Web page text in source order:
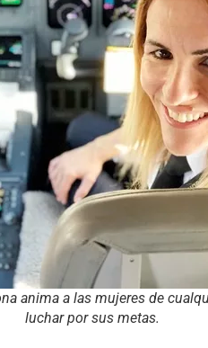
anima a las mujeres de
luchar por sus metas.